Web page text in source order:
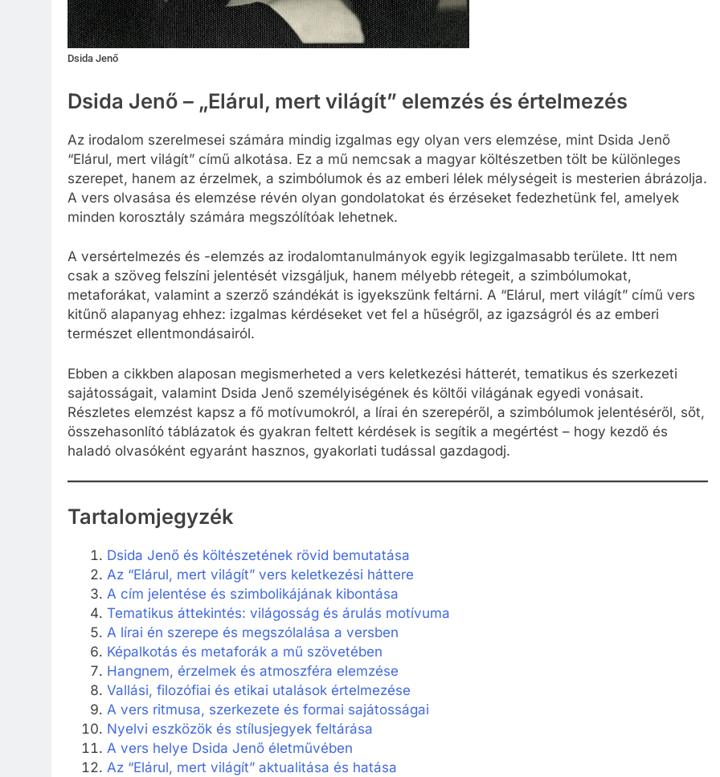
Dsida Jenő
Dsida Jenő – „Elárul, mert világít” elemzés és értelmezés
Az irodalom szerelmesei számára mindig izgalmas egy olyan vers elemzése, mint Dsida Jenő
“Elárul, mert világít” című alkotása. Ez a mű nemcsak a magyar költészetben tölt be különleges
szerepet, hanem az érzelmek, a szimbólumok és az emberi lélek mélységeit is mesterien ábrázolja.
A vers olvasása és elemzése révén olyan gondolatokat és érzéseket fedezhetünk fel, amelyek
minden korosztály számára megszólítóak lehetnek.
A versértelmezés és -elemzés az irodalomtanulmányok egyik legizgalmasabb területe. Itt nem
csak a szöveg felszíni jelentését vizsgáljuk, hanem mélyebb rétegeit, a szimbólumokat,
metaforákat, valamint a szerző szándékát is igyekszünk feltárni. A “Elárul, mert világít” című vers
kitűnő alapanyag ehhez: izgalmas kérdéseket vet fel a hűségről, az igazságról és az emberi
természet ellentmondásairól.
Ebben a cikkben alaposan megismerheted a vers keletkezési hátterét, tematikus és szerkezeti
sajátosságait, valamint Dsida Jenő személyiségének és költői világának egyedi vonásait.
Részletes elemzést kapsz a fő motívumokról, a lírai én szerepéről, a szimbólumok jelentéséről, sőt,
összehasonlító táblázatok és gyakran feltett kérdések is segítik a megértést – hogy kezdő és
haladó olvasóként egyaránt hasznos, gyakorlati tudással gazdagodj.
Tartalomjegyzék
Dsida Jenő és költészetének rövid bemutatása
Az “Elárul, mert világít” vers keletkezési háttere
A cím jelentése és szimbolikájának kibontása
Tematikus áttekintés: világosság és árulás motívuma
A lírai én szerepe és megszólalása a versben
Képalkotás és metaforák a mű szövetében
Hangnem, érzelmek és atmoszféra elemzése
Vallási, filozófiai és etikai utalások értelmezése
A vers ritmusa, szerkezete és formai sajátosságai
Nyelvi eszközök és stílusjegyek feltárása
A vers helye Dsida Jenő életművében
Az “Elárul, mert világít” aktualitása és hatása